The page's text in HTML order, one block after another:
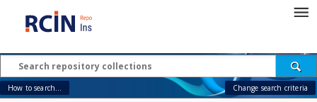
How to search... Change search criteria